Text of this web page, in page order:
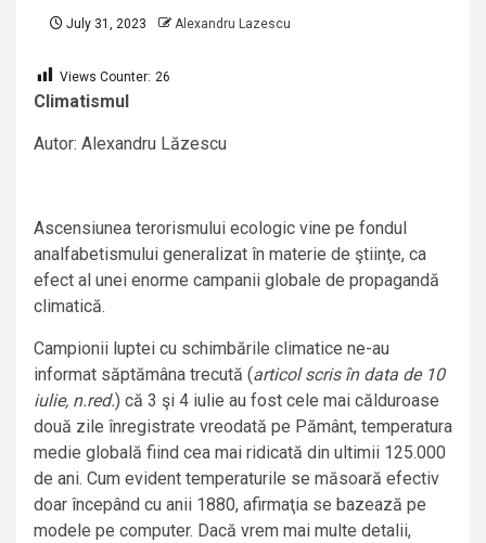
July 31, 2023 Alexandru Lazescu
Views Counter: 26
Climatismul
Autor: Alexandru Lăzescu
Ascensiunea terorismului ecologic vine pe fondul
analfabetismului generalizat în materie de ştiinţe, ca
efect al unei enorme campanii globale de propagandă
climatică.
Campionii luptei cu schimbările climatice ne-au
informat săptămâna trecută (articol scris în data de 10
iulie, n.red.) că 3 şi 4 iulie au fost cele mai călduroase
două zile înregistrate vreodată pe Pământ, temperatura
medie globală fiind cea mai ridicată din ultimii 125.000
de ani. Cum evident temperaturile se măsoară efectiv
doar începând cu anii 1880, afirmaţia se bazează pe
modele pe computer. Dacă vrem mai multe detalii,